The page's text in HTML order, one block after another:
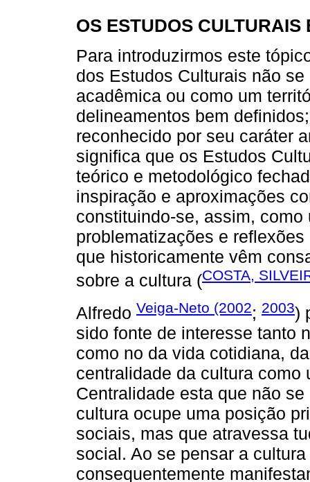
OS ESTUDOS CULTURAIS
Para introduzirmos este
dos Estudos Culturais não
acadêmica ou como um
delineamentos bem
reconhecido por seu caráter
significa que os Estudos
teórico e metodológico
inspiração e aproximações
constituindo-se, assim,
problematizações e
que historicamente vêm
sobre a cultura (COSTA,
Alfredo Veiga-Neto (2002; 2003)
sido fonte de interesse tanto
como no da vida cotidiana,
centralidade da cultura como
Centralidade esta que não
cultura ocupe uma posição
sociais, mas que atravessa
social. Ao se pensar a
consequentemente